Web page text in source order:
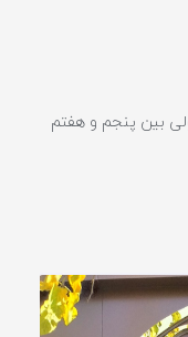
بین پنجم و هفتم